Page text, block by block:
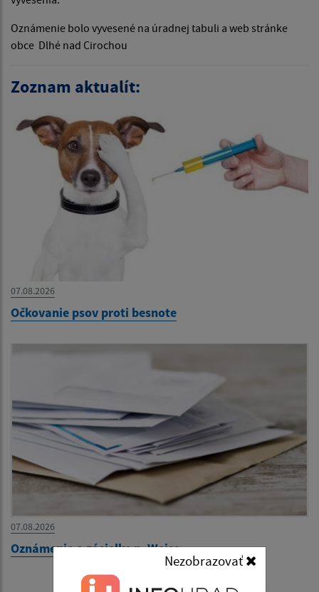
Nezobrazovať
Oznámenie bolo vyvesené na úradnej tabuli a web stránke
obce Dlhé nad Cirochou
Zoznam aktualít:
07.08.2026
Očkovanie psov proti besnote
07.08.2026
Oznámenie o zásielke p. Weiss